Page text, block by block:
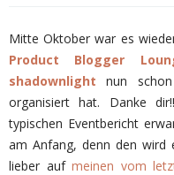
Mitte Oktober war es
Product Blogger
shadownlight nun
organisiert hat. Danke
typischen Eventbericht
am Anfang, denn den wird
lieber auf meinen vom